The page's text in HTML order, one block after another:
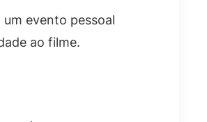
evento pessoal
ao filme.